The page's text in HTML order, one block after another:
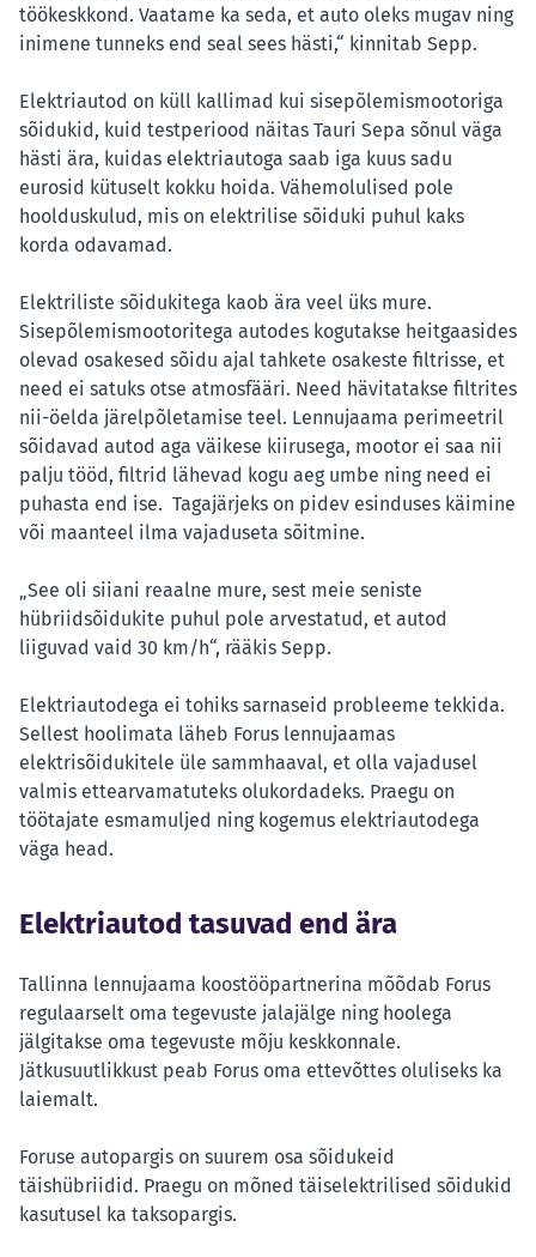
töökeskkond. Vaatame ka seda, et auto oleks mugav ning
inimene tunneks end seal sees hästi,“ kinnitab Sepp.
Elektriautod on küll kallimad kui sisepõlemismootoriga
sõidukid, kuid testperiood näitas Tauri Sepa sõnul väga
hästi ära, kuidas elektriautoga saab iga kuus sadu
eurosid kütuselt kokku hoida. Vähemolulised pole
hoolduskulud, mis on elektrilise sõiduki puhul kaks
korda odavamad.
Elektriliste sõidukitega kaob ära veel üks mure.
Sisepõlemismootoritega autodes kogutakse heitgaasides
olevad osakesed sõidu ajal tahkete osakeste filtrisse, et
need ei satuks otse atmosfääri. Need hävitatakse filtrites
nii-öelda järelpõletamise teel. Lennujaama perimeetril
sõidavad autod aga väikese kiirusega, mootor ei saa nii
palju tööd, filtrid lähevad kogu aeg umbe ning need ei
puhasta end ise. Tagajärjeks on pidev esinduses käimine
või maanteel ilma vajaduseta sõitmine.
„See oli siiani reaalne mure, sest meie seniste
hübriidsõidukite puhul pole arvestatud, et autod
liiguvad vaid 30 km/h“, rääkis Sepp.
Elektriautodega ei tohiks sarnaseid probleeme tekkida.
Sellest hoolimata läheb Forus lennujaamas
elektrisõidukitele üle sammhaaval, et olla vajadusel
valmis ettearvamatuteks olukordadeks. Praegu on
töötajate esmamuljed ning kogemus elektriautodega
väga head.
Elektriautod tasuvad end ära
Tallinna lennujaama koostööpartnerina mõõdab Forus
regulaarselt oma tegevuste jalajälge ning hoolega
jälgitakse oma tegevuste mõju keskkonnale.
Jätkusuutlikkust peab Forus oma ettevõttes oluliseks ka
laiemalt.
Foruse autopargis on suurem osa sõidukeid
täishübriidid. Praegu on mõned täiselektrilised sõidukid
kasutusel ka taksopargis.